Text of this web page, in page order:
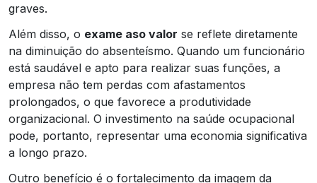
graves.
Além disso, o exame aso valor se reflete diretamente
na diminuição do absenteísmo. Quando um funcionário
está saudável e apto para realizar suas funções, a
empresa não tem perdas com afastamentos
prolongados, o que favorece a produtividade
organizacional. O investimento na saúde ocupacional
pode, portanto, representar uma economia significativa
a longo prazo.
Outro benefício é o fortalecimento da imagem da